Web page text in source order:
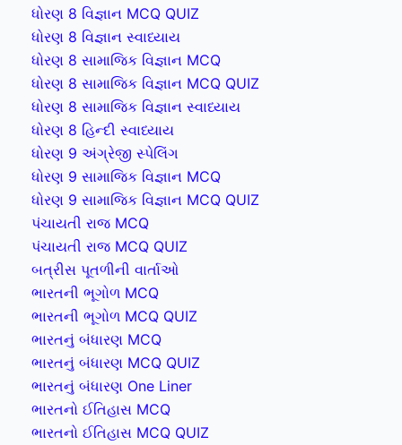
ધોરણ 8 વિજ્ઞાન MCQ QUIZ
ધોરણ 8 વિજ્ઞાન સ્વાધ્યાય
ધોરણ 8 સામાજિક વિજ્ઞાન MCQ
ધોરણ 8 સામાજિક વિજ્ઞાન MCQ QUIZ
ધોરણ 8 સામાજિક વિજ્ઞાન સ્વાધ્યાય
ધોરણ 8 હિન્દી સ્વાધ્યાય
ધોરણ 9 અંગ્રેજી સ્પેલિંગ
ધોરણ 9 સામાજિક વિજ્ઞાન MCQ
ધોરણ 9 સામાજિક વિજ્ઞાન MCQ QUIZ
પંચાયતી રાજ MCQ
પંચાયતી રાજ MCQ QUIZ
બત્રીસ પૂતળીની વાર્તાઓ
ભારતની ભૂગોળ MCQ
ભારતની ભૂગોળ MCQ QUIZ
ભારતનું બંધારણ MCQ
ભારતનું બંધારણ MCQ QUIZ
ભારતનું બંધારણ One Liner
ભારતનો ઈતિહાસ MCQ
ભારતનો ઈતિહાસ MCQ QUIZ